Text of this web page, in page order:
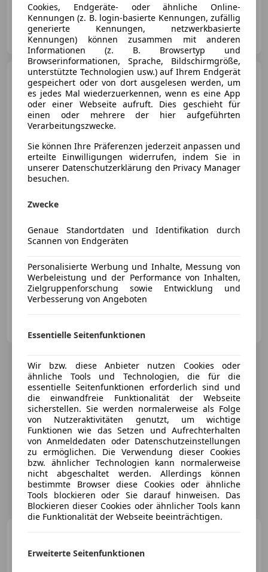
Privat
NL-6731SG OTTERLO
Mazda RX-8Revolution C
10/2006 93 723 km Benzin 170 kW (231 PS)
Cookies, Endgeräte- oder ähnliche Online-
Kennungen (z. B. login-basierte Kennungen, zufällig
generierte Kennungen, netzwerkbasierte
Kennungen) können zusammen mit anderen
Informationen (z. B. Browsertyp und
Browserinformationen, Sprache, Bildschirmgröße,
unterstützte Technologien usw.) auf Ihrem Endgerät
gespeichert oder von dort ausgelesen werden, um
es jedes Mal wiederzuerkennen, wenn es eine App
oder einer Webseite aufruft. Dies geschieht für
einen oder mehrere der hier aufgeführten
Verarbeitungszwecke.
Sie können Ihre Präferenzen jederzeit anpassen und
erteilte Einwilligungen widerrufen, indem Sie in
unserer Datenschutzerklärung den Privacy Manager
besuchen.
Zwecke
Genaue Standortdaten und Identifikation durch
Scannen von Endgeräten
Personalisierte Werbung und Inhalte, Messung von
Werbeleistung und der Performance von Inhalten,
Zielgruppenforschung sowie Entwicklung und
Verbesserung von Angeboten
Essentielle Seitenfunktionen
Wir bzw. diese Anbieter nutzen Cookies oder
ähnliche Tools und Technologien, die für die
essentielle Seitenfunktionen erforderlich sind und
die einwandfreie Funktionalität der Webseite
sicherstellen. Sie werden normalerweise als Folge
von Nutzeraktivitäten genutzt, um wichtige
Funktionen wie das Setzen und Aufrechterhalten
von Anmeldedaten oder Datenschutzeinstellungen
zu ermöglichen. Die Verwendung dieser Cookies
bzw. ähnlicher Technologien kann normalerweise
nicht abgeschaltet werden. Allerdings können
bestimmte Browser diese Cookies oder ähnliche
Tools blockieren oder Sie darauf hinweisen. Das
Blockieren dieser Cookies oder ähnlicher Tools kann
die Funktionalität der Webseite beeinträchtigen.
Erweiterte Seitenfunktionen